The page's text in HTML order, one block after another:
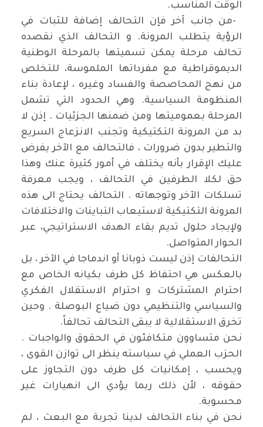
الوقت المناسب.
-من جانب آخر فإن التحالف إضافة للثبات في
الرؤية يتطلب المرونة. و التحالف الذي نقصده
تحالف مرحلة يمكن تسميتها بالمرحلة الوطنية
الديموقراطية مع مفرداتها الملموسة، للتخلص
من نهج المحاصصة والفساد وغيره ، لإعادة بناء
المنظومة السياسية. وهي الحدود التي تشمل
المرحلة بعموميتها ومن ضمنها الجزئيات . إذن لا
بد من المرونة التكتيكية وتجنب الانزعاج السريع
والتطير بدون ضرورات ، فالتحالف مع الآخر يفرض
عليك الإقرار بأنه يختلف في أمور كثيرة عنك وهذا
حق لكلا الطرفين في التحالف ، ويجب معرفة
تسلكات الآخر وتوجهاته . التحالف يحتاج الى هذه
المرونة التكتيكية لاستيعاب التباينات والاختلافات
ولإيجاد حلول تديم بقاء الهدف الاستراتيجي، عبر
الحوار المتواصل.
التحالفات إذن ليست ذوبانا أو اندماجا في الآخر ، بل
بالعكس هي احتفاظ كل طرف بكيانه الخاص مع
احترام المشتركات و احترام الاستقلال الفكري
والسياسي والتنظيمي دون ضياع البوصلة . وحين
تخرق الاستقلالية لا يبقى التحالف تحالفاً.
نحن متساوون متكافئون في الحقوق والواجبات .
الحزب العملي في سياسته ينظر الى توازن القوى ،
ويحسب ، إمكانيات كل طرف دون التجاوز على
حقوقه ، لأن ذلك ربما يؤدي الى انهيارات غير
محسوبة.
نحن في بناء التحالف لدينا تجربة مع البعث ، لم